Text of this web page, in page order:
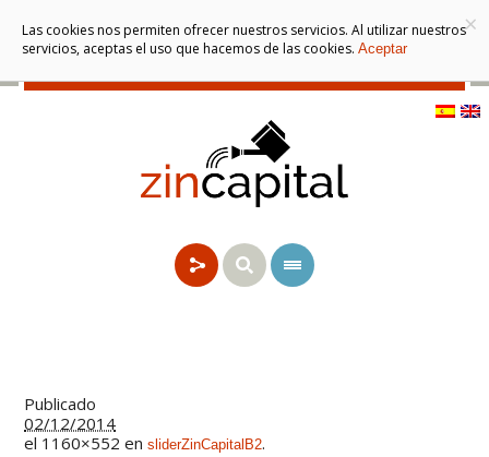
Publicado
02/12/2014
el 1160×552 ensliderZinCapitalB2.
×
Las cookies nos permiten ofrecer nuestros servicios. Al utilizar nuestros
servicios, aceptas el uso que hacemos de las cookies. Aceptar